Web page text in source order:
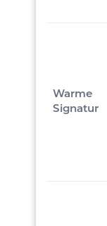
Warme
Signatur